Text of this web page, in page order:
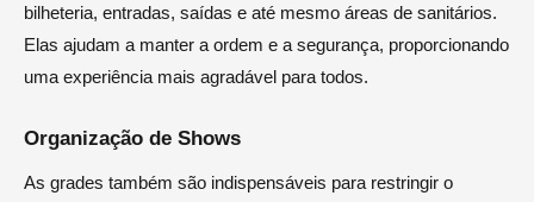
bilheteria, entradas, saídas e até mesmo áreas de sanitários.
Elas ajudam a manter a ordem e a segurança, proporcionando
uma experiência mais agradável para todos.
Organização de Shows
As grades também são indispensáveis para restringir o